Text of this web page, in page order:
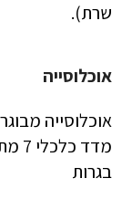
שרת).
אוכלוסייה
בגרות